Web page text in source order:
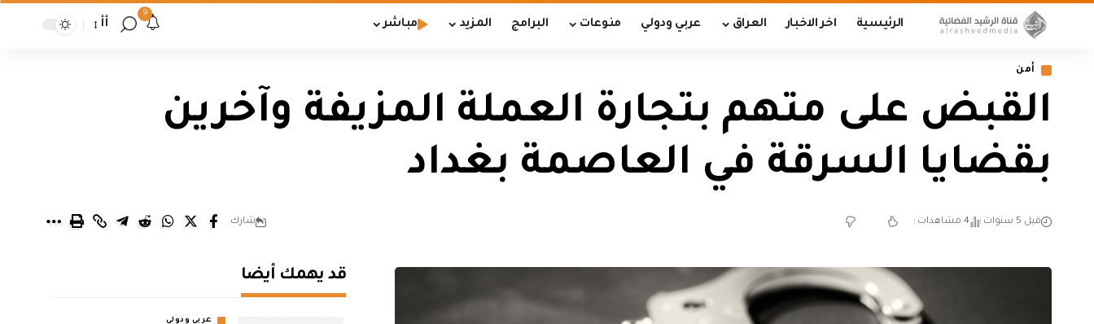
الرئيسية اخر الاخبار العراق عربي ودولي منوعات البرامج المزيد مباشر
9
أأ
أمن
القبض على متهم بتجارة العملة المزيفة وآخرين
بقضايا السرقة في العاصمة بغداد
قبل 5 سنوات 4 مشاهدات شارك
قد يهمك أيضا
عربي ودولي